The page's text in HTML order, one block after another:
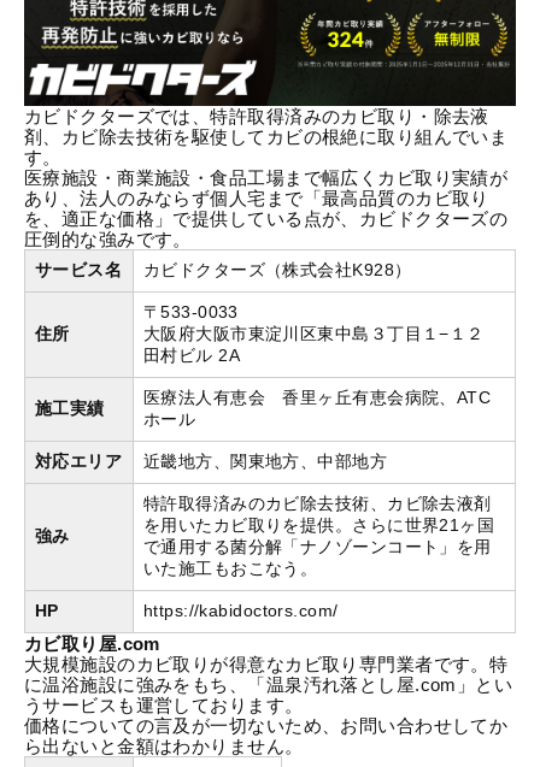
カビドクターズでは、特許取得済みのカビ取り・除去液
剤、カビ除去技術を駆使してカビの根絶に取り組んでいま
す。
医療施設・商業施設・食品工場まで幅広くカビ取り実績が
あり、法人のみならず個人宅まで「最高品質のカビ取り
を、適正な価格」で提供している点が、カビドクターズの
圧倒的な強みです。
サービス名 カビドクターズ（株式会社K928）
住所
〒533-0033
大阪府大阪市東淀川区東中島３丁目１−１２
田村ビル 2A
施工実績
医療法人有恵会 香里ヶ丘有恵会病院、ATC
ホール
対応エリア 近畿地方、関東地方、中部地方
強み
特許取得済みのカビ除去技術、カビ除去液剤
を用いたカビ取りを提供。さらに世界21ヶ国
で通用する菌分解「ナノゾーンコート」を用
いた施工もおこなう。
HP https://kabidoctors.com/
カビ取り屋.com
大規模施設のカビ取りが得意なカビ取り専門業者です。特
に温浴施設に強みをもち、「温泉汚れ落とし屋.com」とい
うサービスも運営しております。
価格についての言及が一切ないため、お問い合わせしてか
ら出ないと金額はわかりません。